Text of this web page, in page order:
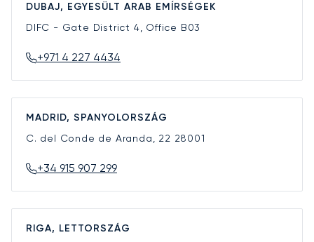
DUBAJ, EGYESÜLT ARAB EMÍRSÉGEK
DIFC - Gate District 4, Office B03
+971 4 227 4434
MADRID, SPANYOLORSZÁG
C. del Conde de Aranda, 22 28001
+34 915 907 299
RIGA, LETTORSZÁG